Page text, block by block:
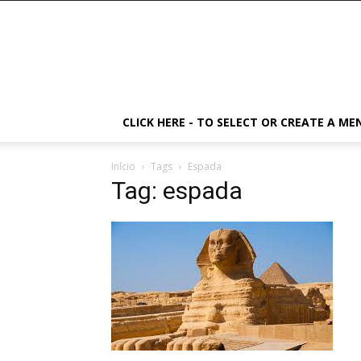
CLICK HERE - TO SELECT OR CREATE A
Início Tags Espada
Tag: espada